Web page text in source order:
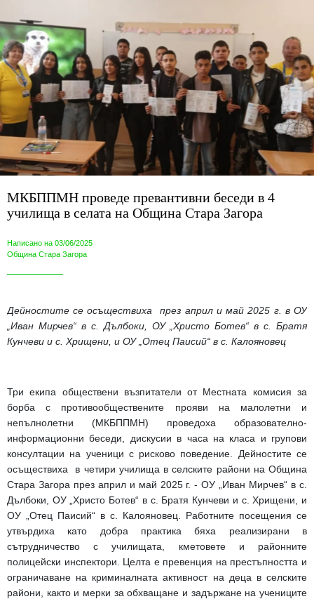
МКБППМН проведе превантивни беседи в 4
училища в селата на Община Стара Загора
Написано на 03/06/2025
Община Стара Загора
Дейностите се осъществиха през април и май 2025 г. в ОУ
„Иван Мирчев“ в с. Дълбоки, ОУ „Христо Ботев“ в с. Братя
Кунчеви и с. Хрищени, и ОУ „Отец Паисий“ в с. Калояновец
Три екипа обществени възпитатели от Местната комисия за
борба с противообществените прояви на малолетни и
непълнолетни (МКБППМН) проведоха образователно-
информационни беседи, дискусии в часа на класа и групови
консултации на ученици с рисково поведение. Дейностите се
осъществиха в четири училища в селските райони на Община
Стара Загора през април и май 2025 г. - ОУ „Иван Мирчев“ в с.
Дълбоки, ОУ „Христо Ботев“ в с. Братя Кунчеви и с. Хрищени, и
ОУ „Отец Паисий“ в с. Калояновец.
Работните посещения се
утвърдиха като добра практика бяха реализирани в
сътрудничество с училищата, кметовете и районните
полицейски инспектори. Целта е превенция на престъпността и
ограничаване на криминалната активност на деца в селските
райони, както и мерки за обхващане и задържане на учениците